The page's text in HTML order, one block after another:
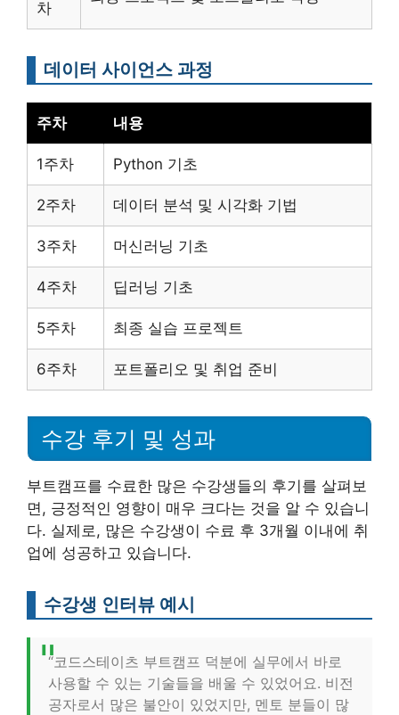
차
데이터 사이언스 과정
주차 내용
1주차 Python 기초
2주차 데이터 분석 및 시각화 기법
3주차 머신러닝 기초
4주차 딥러닝 기초
5주차 최종 실습 프로젝트
6주차 포트폴리오 및 취업 준비
수강 후기 및 성과
부트캠프를 수료한 많은 수강생들의 후기를 살펴보
면, 긍정적인 영향이 매우 크다는 것을 알 수 있습니
다. 실제로, 많은 수강생이 수료 후 3개월 이내에 취
업에 성공하고 있습니다.
수강생 인터뷰 예시
“코드스테이츠 부트캠프 덕분에 실무에서 바로
사용할 수 있는 기술들을 배울 수 있었어요. 비전
공자로서 많은 불안이 있었지만, 멘토 분들이 많